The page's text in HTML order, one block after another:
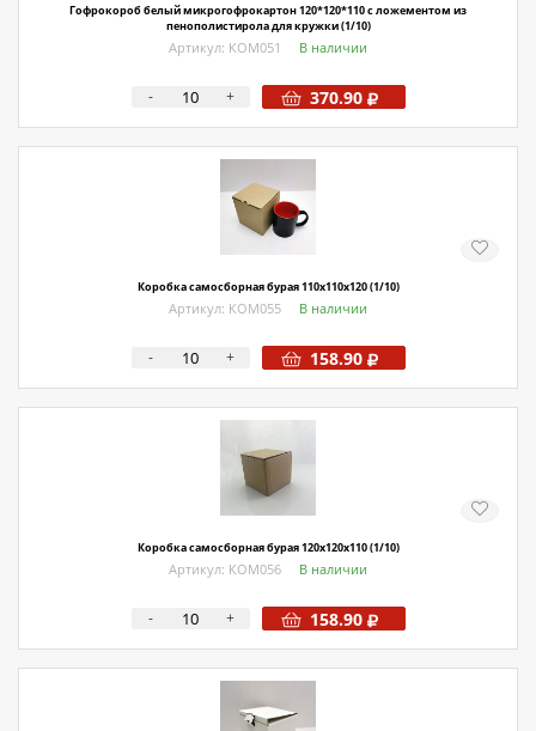
Гофрокороб белый микрогофрокартон 120*120*110 с ложементом из
пенополистирола для кружки (1/10)
Артикул: КОМ051 В наличии
- + 370.90
Коробка самосборная бурая 110х110х120 (1/10)
Артикул: КОМ055 В наличии
- + 158.90
Коробка самосборная бурая 120х120х110 (1/10)
Артикул: КОМ056 В наличии
- + 158.90